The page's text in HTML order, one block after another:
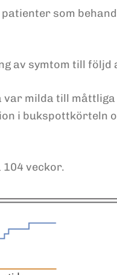
som
av symtom till följd
milda till måttliga
i bukspottkörteln
veckor.